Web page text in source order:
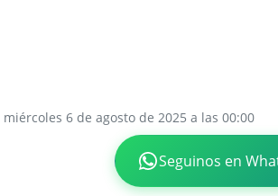
6 de agosto de 2025 a las 00:00
Seguinos en